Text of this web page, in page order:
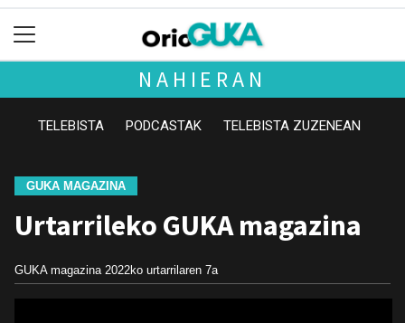
NAHIERAN
TELEBISTA PODCASTAK TELEBISTA ZUZENEAN
GUKA MAGAZINA
Urtarrileko GUKA magazina
GUKA magazina 2022ko urtarrilaren 7a